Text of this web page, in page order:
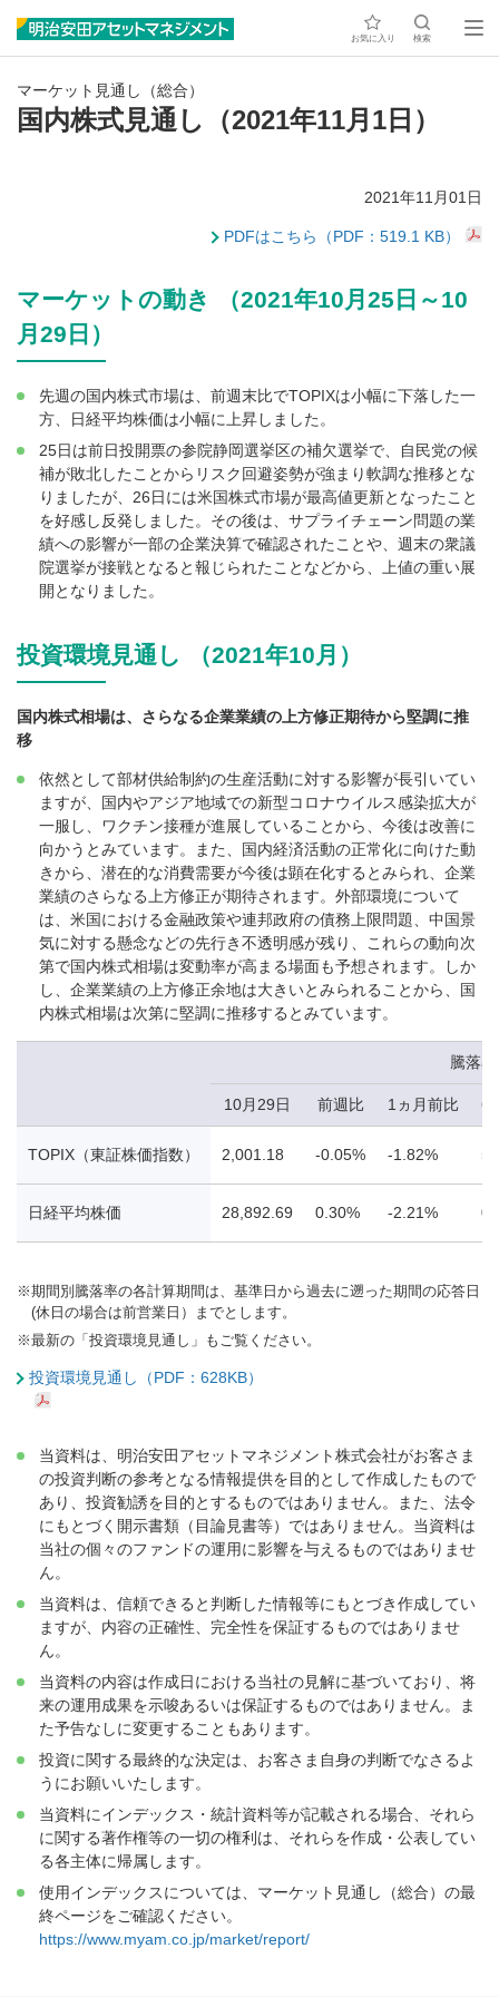
お気に入り 検索
マーケット見通し（総合）
国内株式見通し（2021年11月1日）
2021年11月01日
PDFはこちら（PDF：519.1 KB）
マーケットの動き （2021年10月25日～10
月29日）
先週の国内株式市場は、前週末比でTOPIXは小幅に下落した一
方、日経平均株価は小幅に上昇しました。
25日は前日投開票の参院静岡選挙区の補欠選挙で、自民党の候
補が敗北したことからリスク回避姿勢が強まり軟調な推移とな
りましたが、26日には米国株式市場が最高値更新となったこと
を好感し反発しました。その後は、サプライチェーン問題の業
績への影響が一部の企業決算で確認されたことや、週末の衆議
院選挙が接戦となると報じられたことなどから、上値の重い展
開となりました。
投資環境見通し （2021年10月）
国内株式相場は、さらなる企業業績の上方修正期待から堅調に推
移
依然として部材供給制約の生産活動に対する影響が長引いてい
ますが、国内やアジア地域での新型コロナウイルス感染拡大が
一服し、ワクチン接種が進展していることから、今後は改善に
向かうとみています。また、国内経済活動の正常化に向けた動
きから、潜在的な消費需要が今後は顕在化するとみられ、企業
業績のさらなる上方修正が期待されます。外部環境について
は、米国における金融政策や連邦政府の債務上限問題、中国景
気に対する懸念などの先行き不透明感が残り、これらの動向次
第で国内株式相場は変動率が高まる場面も予想されます。しか
し、企業業績の上方修正余地は大きいとみられることから、国
内株式相場は次第に堅調に推移するとみています。
騰落率
10月29日 前週比 1ヵ月前比 6
TOPIX（東証株価指数） 2,001.18 -0.05% -1.82%
日経平均株価 28,892.69 0.30% -2.21%
※期間別騰落率の各計算期間は、基準日から過去に遡った期間の応答日
(休日の場合は前営業日）までとします。
※最新の「投資環境見通し」もご覧ください。
投資環境見通し（PDF：628KB）
当資料は、明治安田アセットマネジメント株式会社がお客さま
の投資判断の参考となる情報提供を目的として作成したもので
あり、投資勧誘を目的とするものではありません。また、法令
にもとづく開示書類（目論見書等）ではありません。当資料は
当社の個々のファンドの運用に影響を与えるものではありませ
ん。
当資料は、信頼できると判断した情報等にもとづき作成してい
ますが、内容の正確性、完全性を保証するものではありませ
ん。
当資料の内容は作成日における当社の見解に基づいており、将
来の運用成果を示唆あるいは保証するものではありません。ま
た予告なしに変更することもあります。
投資に関する最終的な決定は、お客さま自身の判断でなさるよ
うにお願いいたします。
当資料にインデックス・統計資料等が記載される場合、それら
に関する著作権等の一切の権利は、それらを作成・公表してい
る各主体に帰属します。
使用インデックスについては、マーケット見通し（総合）の最
終ページをご確認ください。
https://www.myam.co.jp/market/report/